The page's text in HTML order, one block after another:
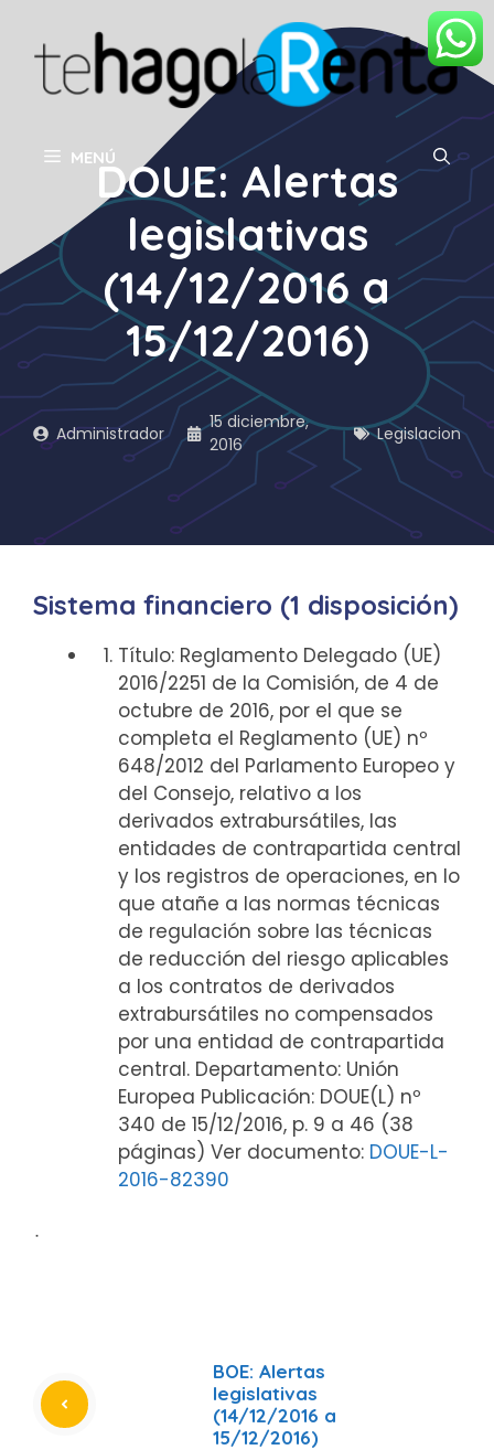
contenido
MENÚDOUE: Alertas
legislativas
(14/12/2016 a
15/12/2016)
Administrador
15 diciembre,
2016
Legislacion
Sistema financiero (1 disposición)
Título: Reglamento Delegado (UE)
2016/2251 de la Comisión, de 4 de
octubre de 2016, por el que se
completa el Reglamento (UE) nº
648/2012 del Parlamento Europeo y
del Consejo, relativo a los
derivados extrabursátiles, las
entidades de contrapartida central
y los registros de operaciones, en lo
que atañe a las normas técnicas
de regulación sobre las técnicas
de reducción del riesgo aplicables
a los contratos de derivados
extrabursátiles no compensados
por una entidad de contrapartida
central. Departamento: Unión
Europea Publicación: DOUE(L) nº
340 de 15/12/2016, p. 9 a 46 (38
páginas) Ver documento: DOUE-L-
2016-82390
ᐧ
BOE: Alertas
legislativas
(14/12/2016 a
15/12/2016)